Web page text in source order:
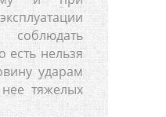
есть нельзя
ударам
тяжелых